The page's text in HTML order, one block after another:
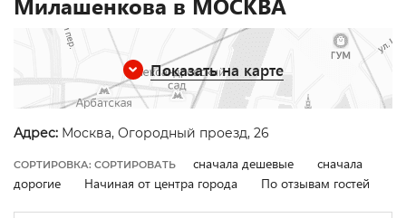
Показать на карте
Адрес: Москва, Огородный проезд, 26
СОРТИРОВКА: СОРТИРОВАТЬ сначала дешевые
сначала
дорогие
Начиная от центра города По отзывам гостей